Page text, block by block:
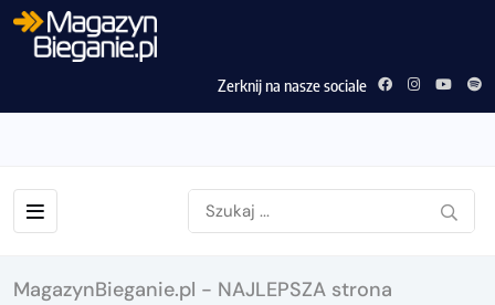
Zerknij na nasze sociale
MagazynBieganie.pl - NAJLEPSZA strona